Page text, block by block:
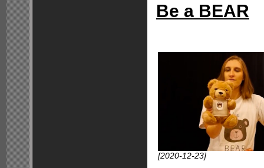
Be a BEAR
[2020-12-23]